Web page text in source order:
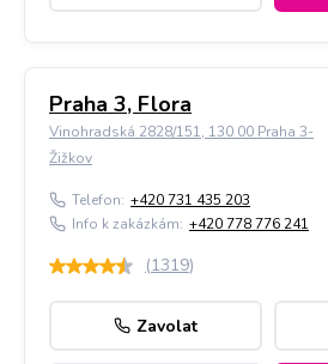
Praha 3, Flora
Vinohradská 2828/151, 130 00 Praha 3-
Žižkov
Telefon: +420 731 435 203
Info k zakázkám: +420 778 776 241
(1319)
Zavolat